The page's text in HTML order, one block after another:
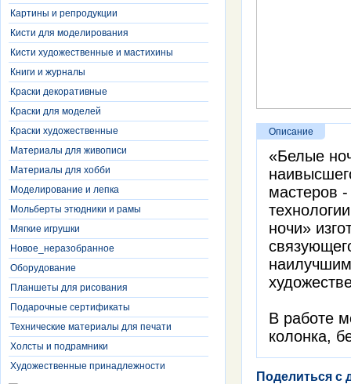
Картины и репродукции
Кисти для моделирования
Кисти художественные и мастихины
Книги и журналы
Краски декоративные
Краски для моделей
Краски художественные
Материалы для живописи
Материалы для хобби
Моделирование и лепка
Мольберты этюдники и рамы
Мягкие игрушки
Новое_неразобранное
Оборудование
Планшеты для рисования
Подарочные сертификаты
Технические материалы для печати
Холсты и подрамники
Художественные принадлежности
Описание
«Белые
мастеров
ночи»
В работе
колонка,
Поделиться с